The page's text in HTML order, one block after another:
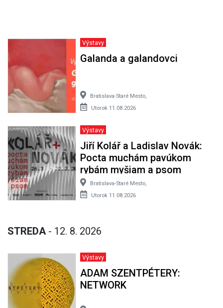
Výstavy
Galanda a galandovci
Bratislava-Staré Mesto,
Utorok 11.08.2026
Výstavy
Jiří Kolář a Ladislav Novák:
Pocta muchám pavúkom
rybám myšiam a psom
Bratislava-Staré Mesto,
Utorok 11.08.2026
STREDA - 12. 8. 2026
Výstavy
ADAM SZENTPÉTERY:
NETWORK